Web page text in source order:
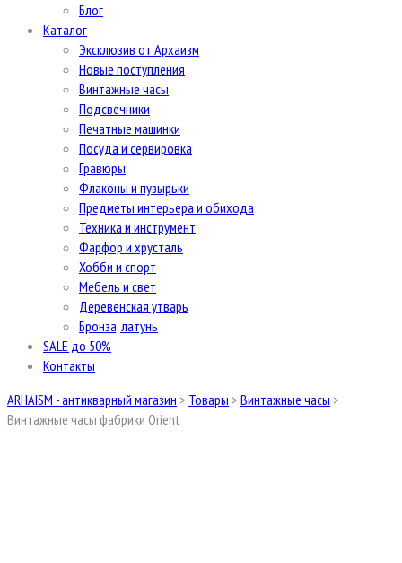
Блог
Каталог
Эксклюзив от Архаизм
Новые поступления
Винтажные часы
Подсвечники
Печатные машинки
Посуда и сервировка
Гравюры
Флаконы и пузырьки
Предметы интерьера и обихода
Техника и инструмент
Фарфор и хрусталь
Хобби и спорт
Мебель и свет
Деревенская утварь
Бронза, латунь
SALE до 50%
Контакты
ARHAISM - антикварный магазин > Товары > Винтажные часы >
Винтажные часы фабрики Orient